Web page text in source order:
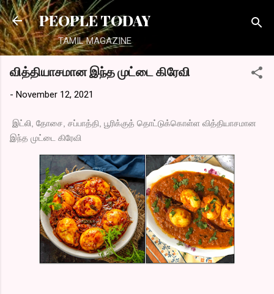
Skip to main content
PEOPLE TODAY
TAMIL MAGAZINE
வித்தியாசமான இந்த முட்டை கிரேவி
- November 12, 2021
இட்லி, தோசை, சப்பாத்தி, பூரிக்குத் தொட்டுக்கொள்ள வித்தியாசமான
இந்த முட்டை கிரேவி